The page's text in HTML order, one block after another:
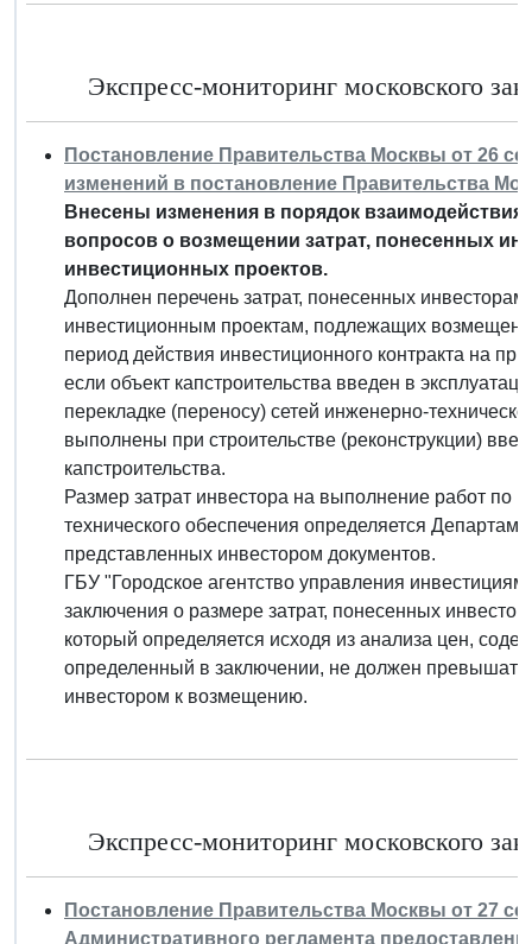
Экспресс-мониторинг московского
Постановление Правительства Москвы от 26
изменений в постановление Правительства
Внесены изменения в порядок
вопросов о возмещении затрат, понесенных
инвестиционных проектов.
Дополнен перечень затрат, понесенных
инвестиционным проектам, подлежащих
период действия инвестиционного контракта на
если объект капстроительства введен в
перекладке (переносу) сетей инженерно-
выполнены при строительстве (реконструкции)
капстроительства.
Размер затрат инвестора на выполнение работ по
технического обеспечения определяется
представленных инвестором документов.
ГБУ "Городское агентство управления
заключения о размере затрат, понесенных
который определяется исходя из анализа цен,
определенный в заключении, не должен превышать
инвестором к возмещению.
Экспресс-мониторинг московского
Постановление Правительства Москвы от 27
Административного регламента